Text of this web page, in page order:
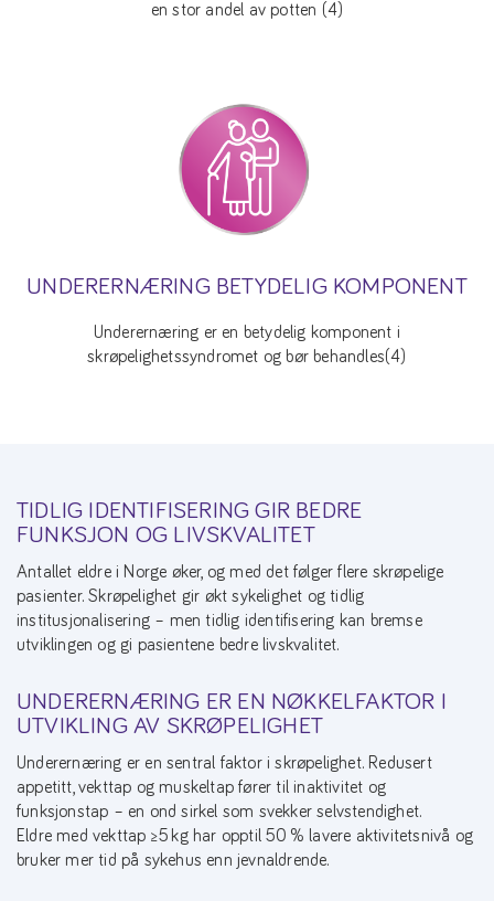
en stor andel av potten (4)
UNDERERNÆRING BETYDELIG KOMPONENT
Underernæring er en betydelig komponent i
skrøpelighetssyndromet og bør behandles(4)
TIDLIG IDENTIFISERING GIR BEDRE
FUNKSJON OG LIVSKVALITET
Antallet eldre i Norge øker, og med det følger flere skrøpelige
pasienter. Skrøpelighet gir økt sykelighet og tidlig
institusjonalisering – men tidlig identifisering kan bremse
utviklingen og gi pasientene bedre livskvalitet.
UNDERERNÆRING ER EN NØKKELFAKTOR I
UTVIKLING AV SKRØPELIGHET
Underernæring er en sentral faktor i skrøpelighet. Redusert
appetitt, vekttap og muskeltap fører til inaktivitet og
funksjonstap – en ond sirkel som svekker selvstendighet.
Eldre med vekttap ≥ 5 kg har opptil 50 % lavere aktivitetsnivå og
bruker mer tid på sykehus enn jevnaldrende.